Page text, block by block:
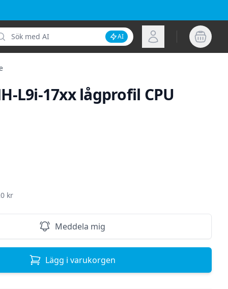
Inaktivera AI-sökning
AI Logga in
L9i-17xx lågprofil CPU
kr
Meddela mig
Lägg i varukorgen